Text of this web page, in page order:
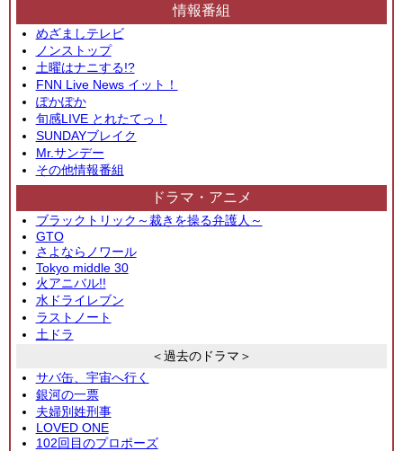
情報番組
めざましテレビ
ノンストップ
土曜はナニする!?
FNN Live News イット！
ぽかぽか
旬感LIVE とれたてっ！
SUNDAYブレイク
Mr.サンデー
その他情報番組
ドラマ・アニメ
ブラックトリック～裁きを操る弁護人～
GTO
さよならノワール
Tokyo middle 30
火アニバル!!
水ドライレブン
ラストノート
土ドラ
＜過去のドラマ＞
サバ缶、宇宙へ行く
銀河の一票
夫婦別姓刑事
LOVED ONE
102回目のプロポーズ